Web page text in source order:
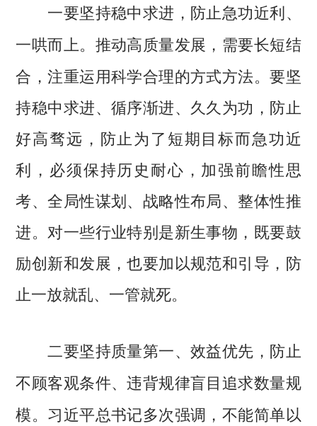
一要坚持稳中求进，防止急功近利、
一哄而上。 推动高质量发展，需要长短结
合，注重运用科学合理的方式方法。要坚
持稳中求进、循序渐进、久久为功，防止
好高骛远，防止为了短期目标而急功近
利，必须保持历史耐心，加强前瞻性思
考、全局性谋划、战略性布局、整体性推
进。对一些行业特别是新生事物，既要鼓
励创新和发展，也要加以规范和引导，防
止一放就乱、一管就死。
二要坚持质量第一、效益优先，防止
不顾客观条件、违背规律盲目追求数量规
模。 习近平总书记多次强调，不能简单以